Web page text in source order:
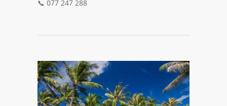
📞 077 247 288